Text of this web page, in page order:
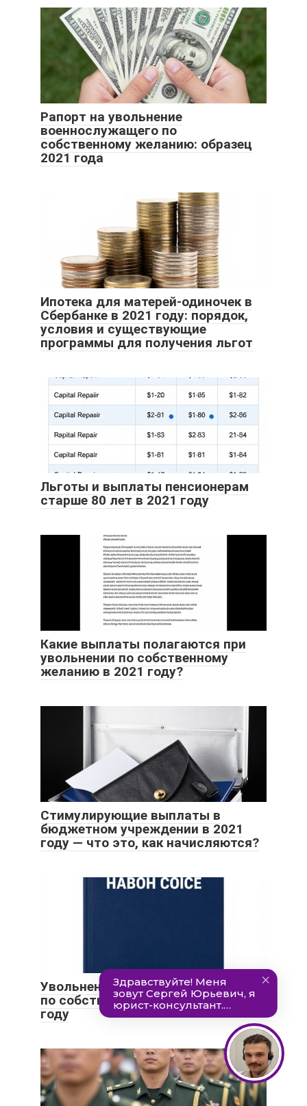
Рапорт на увольнение
военнослужащего по
собственному желанию: образец
2021 года
Ипотека для матерей-одиночек в
Сбербанке в 2021 году: порядок,
условия и существующие
программы для получения льгот
Льготы и выплаты пенсионерам
старше 80 лет в 2021 году
Какие выплаты полагаются при
увольнении по собственному
желанию в 2021 году?
Стимулирующие выплаты в
бюджетном учреждении в 2021
году — что это, как начисляются?
Увольнение главного бухгалтера
по собственному желанию в 2021
году